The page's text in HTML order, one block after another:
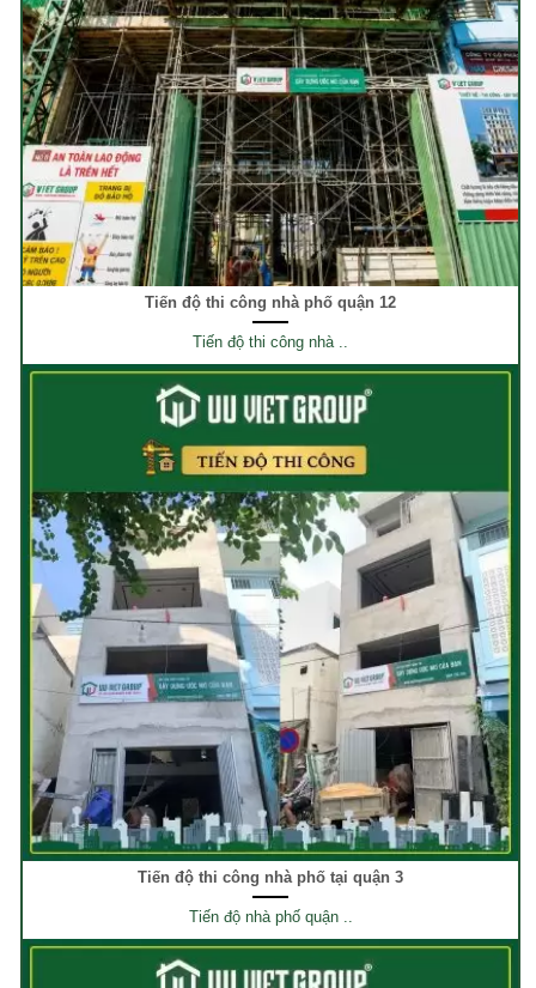
Tiến độ thi công nhà phố quận 12
Tiến độ thi công nhà ..
Tiến độ thi công nhà phố tại quận 3
Tiến độ nhà phố quận ..